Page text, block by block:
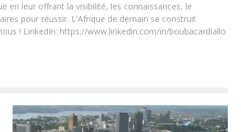
en leur offrant la visibilité, les connaissances, le
pour réussir. L'Afrique de demain se construit
! LinkedIn: https://www.linkedin.com/in/boubacardiallo